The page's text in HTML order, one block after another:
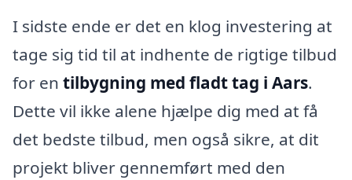
I sidste ende er det en klog investering at
tage sig tid til at indhente de rigtige tilbud
for en tilbygning med fladt tag i Aars.
Dette vil ikke alene hjælpe dig med at få
det bedste tilbud, men også sikre, at dit
projekt bliver gennemført med den